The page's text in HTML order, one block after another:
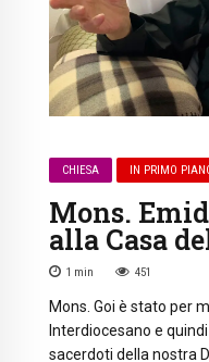
CHIESA IN PRIMO
Mons.
alla Casa
1 min 451
Mons. Goi è stato per
Interdiocesano e
sacerdoti della nostra